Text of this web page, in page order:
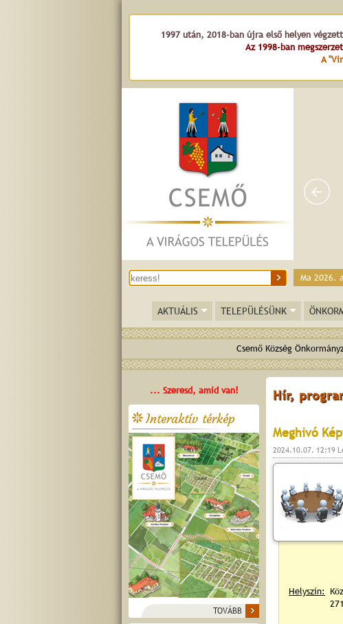
1997 után, 2018-ban újra első helyen
Az 1998-ban
A
Ma 2026.
AKTUÁLIS TELEPÜLÉSÜNK
Csemő Község
... Szeresd, amid van!
Interaktív térkép
TOVÁBB
Hír,
Meghivó
2024.10.07. 12:19
Helyszín: